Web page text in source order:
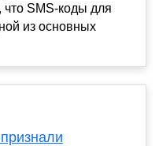
SMS-коды для
из основных